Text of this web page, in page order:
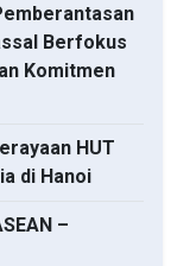
Berfokus
Komitmen
HUT
di Hanoi
–